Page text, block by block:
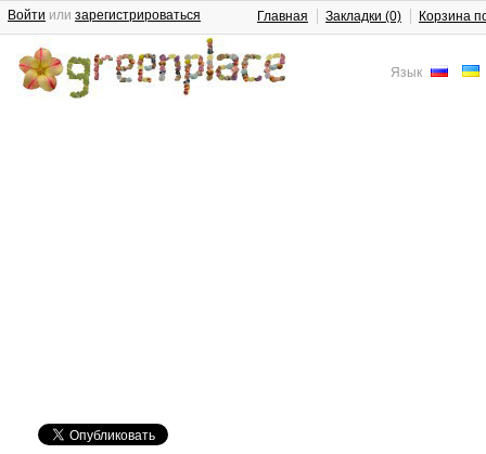
Язык
Войти или зарегистрироваться Главная Закладки (0) Корзина